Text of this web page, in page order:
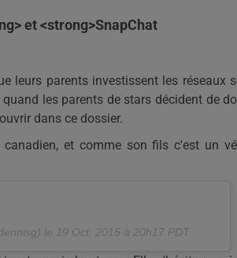
et <strong>SnapChat
leurs parents investissent les réseaux
les parents de stars décident de
dans ce dossier.
canadien, et comme son fils c'est un
le 19 Oct. 2015 à 20h17 PDT